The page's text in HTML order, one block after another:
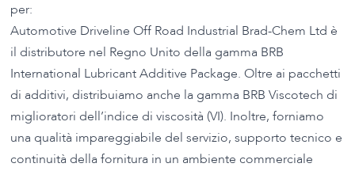
per:
Automotive Driveline Off Road Industrial Brad-Chem Ltd è
il distributore nel Regno Unito della gamma BRB
International Lubricant Additive Package. Oltre ai pacchetti
di additivi, distribuiamo anche la gamma BRB Viscotech di
miglioratori dell’indice di viscosità (VI). Inoltre, forniamo
una qualità impareggiabile del servizio, supporto tecnico e
continuità della fornitura in un ambiente commerciale